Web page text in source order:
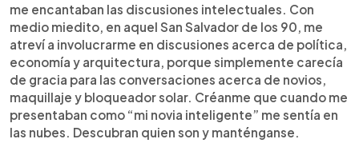
me encantaban las discusiones intelectuales. Con
medio miedito, en aquel San Salvador de los 90, me
atreví a involucrarme en discusiones acerca de política,
economía y arquitectura, porque simplemente carecía
de gracia para las conversaciones acerca de novios,
maquillaje y bloqueador solar. Créanme que cuando me
presentaban como “mi novia inteligente” me sentía en
las nubes. Descubran quien son y manténganse.